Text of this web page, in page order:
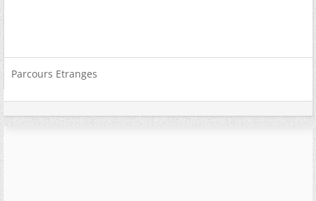
Parcours Etranges